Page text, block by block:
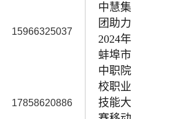
15966325037
17858620886
中慧集
团助力
2024年
蚌埠市
中职院
校职业
技能大